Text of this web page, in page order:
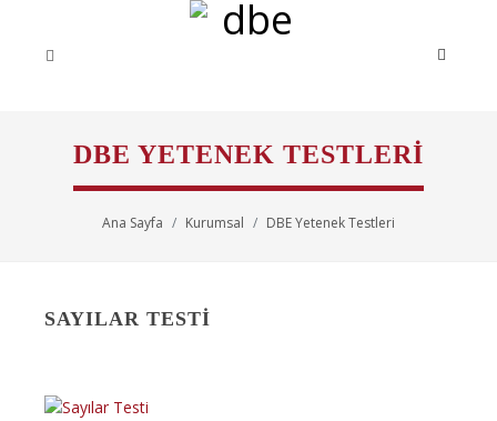
DBE YETENEK TESTLERI
Ana Sayfa Kurumsal DBE Yetenek Testleri
SAYILAR TESTI